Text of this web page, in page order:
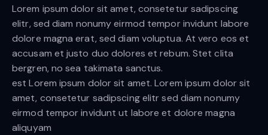
Lorem ipsum dolor sit amet, consetetur sadipscing
elitr, sed diam nonumy eirmod tempor invidunt labore
dolore magna erat, sed diam voluptua. At vero eos et
accusam et justo duo dolores et rebum. Stet clita
bergren, no sea takimata sanctus.
est Lorem ipsum dolor sit amet. Lorem ipsum dolor sit
amet, consetetur sadipscing elitr sed diam nonumy
eirmod tempor invidunt ut labore et dolore magna
aliquyam